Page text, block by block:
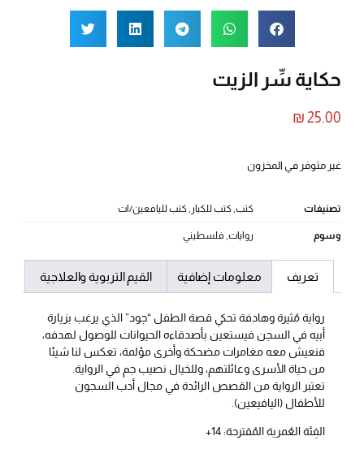
حكاية سِّر الزيت
₪ 25.00
غير متوفر في المخزون
تصنيفات كتب,كتب للكبار ,كتب لليافعين/ات
وسوم روايات, فلسطيني
تعريف معلومات إضافية القيم التربوية والعلاجية
رواية مُثيرة وهادفة تحكي قصة الطفل “جود” الذي يرغب بزيارة
أبيه في السجن فيستعين بأصدقاءه الحيوانات للوصول لهدفه،
فنعيش معه مغامرات مضحكة وأخرى مؤلمة، تعكس لنا شيئا
من حياة الأسرى وعائلتهم، وللخيال نصيب جم في الرواية.
تعتبر الرواية من القصص الرائدة في مجال أدب السجون
للأطفال (اليافيعين).
الفِئة العُمرية المُقترحة: 14+